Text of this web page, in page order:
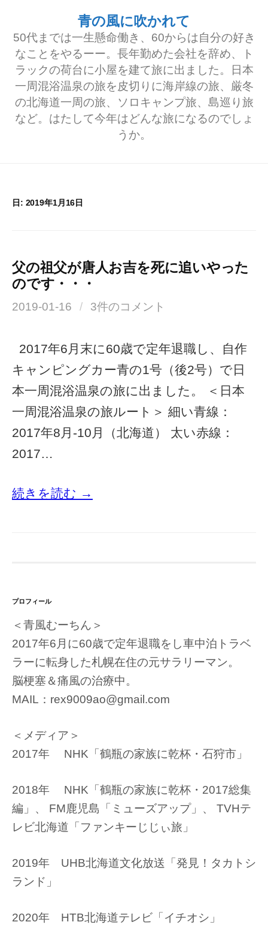
青の風に吹かれて
50代までは一生懸命働き、60からは自分の好き
なことをやるーー。長年勤めた会社を辞め、ト
ラックの荷台に小屋を建て旅に出ました。日本
一周混浴温泉の旅を皮切りに海岸線の旅、厳冬
の北海道一周の旅、ソロキャンプ旅、島巡り旅
など。はたして今年はどんな旅になるのでしょ
うか。
日: 2019年1月16日
父の祖父が唐人お吉を死に追いやった
のです・・・
2019-01-16 / 3件のコメント
2017年6月末に60歳で定年退職し、自作
キャンピングカー青の1号（後2号）で日
本一周混浴温泉の旅に出ました。 ＜日本
一周混浴温泉の旅ルート＞ 細い青線：
2017年8月-10月（北海道） 太い赤線：
2017…
続きを読む →
プロフィール
＜青風むーちん＞
2017年6月に60歳で定年退職をし車中泊トラベ
ラーに転身した札幌在住の元サラリーマン。
脳梗塞＆痛風の治療中。
MAIL：rex9009ao@gmail.com
＜メディア＞
2017年 NHK「鶴瓶の家族に乾杯・石狩市」
2018年 NHK「鶴瓶の家族に乾杯・2017総集
編」、 FM鹿児島「ミューズアップ」、 TVHテ
レビ北海道「ファンキーじじぃ旅」
2019年 UHB北海道文化放送「発見！タカトシ
ランド」
2020年 HTB北海道テレビ「イチオシ」